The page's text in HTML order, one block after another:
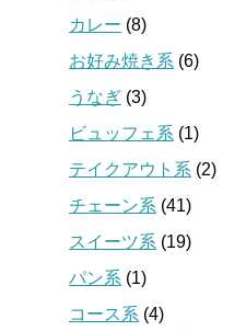
カレー (8)
お好み焼き系 (6)
うなぎ (3)
ビュッフェ系 (1)
テイクアウト系 (2)
チェーン系 (41)
スイーツ系 (19)
パン系 (1)
コース系 (4)